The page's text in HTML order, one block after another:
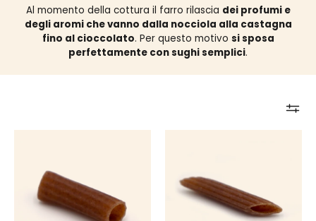
Il nostro legame con i produttori di
Le ricette
Le nostre ricette selezionate per
LA PASTA ARTIGIANALE
LE FILIERE
LE RICETTE
L'essiccazione
Accessori Fabbri
LINGUINE
DISCHI VOLANTI
CASERECCE
SPAGHETTI LISCI
PASTA CORTA
PASTA LUNGA
FORMATI SPECIALI
MATASSE
Al momento della cottura il farro rilascia dei profumi e
degli aromi che vanno dalla nocciola alla castagna
fino al cioccolato. Per questo motivo si sposa
perfettamente con sughi semplici.